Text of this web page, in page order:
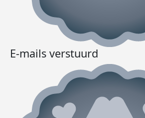
E-mails verstuurd